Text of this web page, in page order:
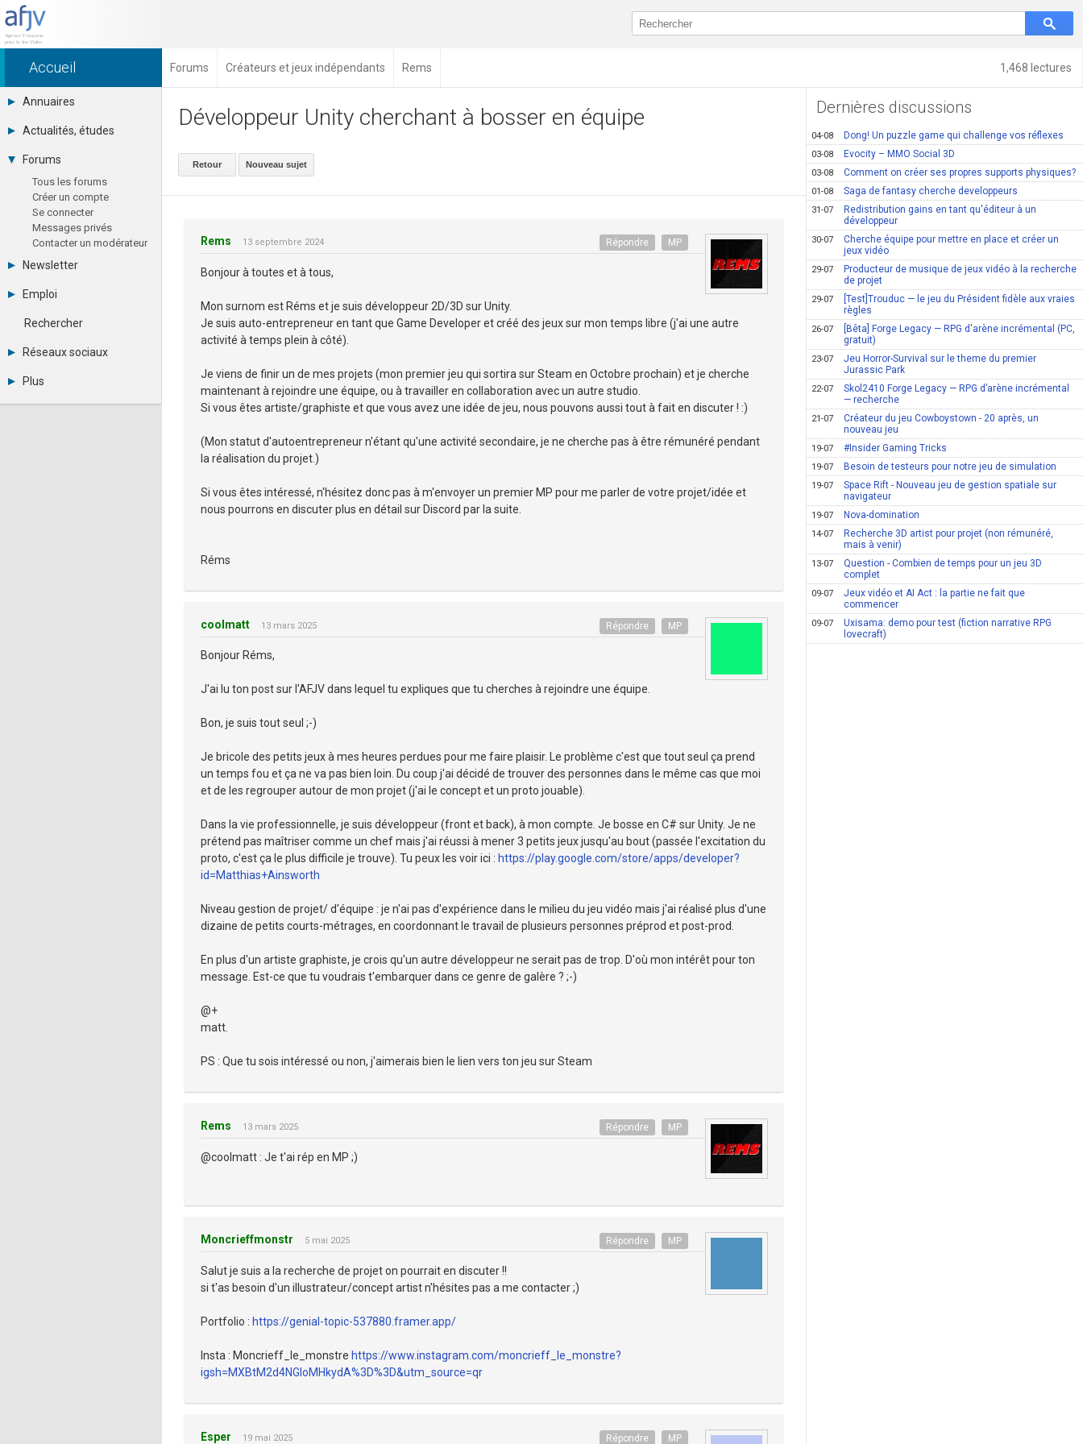
1,468 lectures
Accueil Forums Créateurs et jeux indépendants Rems
Annuaires
Toutes les sociétés (691)
Studios (418)
Editeurs (49)
Hard. / Accessoires (10)
Middlewares (15)
Prestataires (99)
Assoc. / Syndicats (21)
Formations / Ecoles (46)
Presse spécialisée (17)
Actualités, études
Chiffres
Etudes
eSport
Financement
Hardware
Juridiques
Librairie
RSS
Forums
Tous les forums
Créer un compte
Se connecter
Messages privés
Contacter un modérateur
Newsletter
Archives
Abonnement
Emploi
Consulter les annonces
Observatoire de l'emploi
Rechercher
Réseaux sociaux
LinkedIn
Plus
Annonceurs
Développeur Unity cherchant à bosser en équipe
Retour Nouveau sujet
Rems 13 septembre 2024 Répondre MP
Bonjour à toutes et à tous,
Mon surnom est Réms et je suis développeur 2D/3D sur Unity.
Je suis auto-entrepreneur en tant que Game Developer et créé des jeux sur mon temps libre (j'ai une autre
activité à temps plein à côté).
Je viens de finir un de mes projets (mon premier jeu qui sortira sur Steam en Octobre prochain) et je cherche
maintenant à rejoindre une équipe, ou à travailler en collaboration avec un autre studio.
Si vous êtes artiste/graphiste et que vous avez une idée de jeu, nous pouvons aussi tout à fait en discuter ! :)
(Mon statut d'autoentrepreneur n'étant qu'une activité secondaire, je ne cherche pas à être rémunéré pendant
la réalisation du projet.)
Si vous êtes intéressé, n'hésitez donc pas à m'envoyer un premier MP pour me parler de votre projet/idée et
nous pourrons en discuter plus en détail sur Discord par la suite.
Réms
coolmatt 13 mars 2025 Répondre MP
Bonjour Réms,
J'ai lu ton post sur l'AFJV dans lequel tu expliques que tu cherches à rejoindre une équipe.
Bon, je suis tout seul ;-)
Je bricole des petits jeux à mes heures perdues pour me faire plaisir. Le problème c'est que tout seul ça prend
un temps fou et ça ne va pas bien loin. Du coup j'ai décidé de trouver des personnes dans le même cas que moi
et de les regrouper autour de mon projet (j'ai le concept et un proto jouable).
Dans la vie professionnelle, je suis développeur (front et back), à mon compte. Je bosse en C# sur Unity. Je ne
prétend pas maîtriser comme un chef mais j'ai réussi à mener 3 petits jeux jusqu'au bout (passée l'excitation du
proto, c'est ça le plus difficile je trouve). Tu peux les voir ici : https://play.google.com/store/apps/developer?
id=Matthias+Ainsworth
Niveau gestion de projet/ d'équipe : je n'ai pas d'expérience dans le milieu du jeu vidéo mais j'ai réalisé plus d'une
dizaine de petits courts-métrages, en coordonnant le travail de plusieurs personnes préprod et post-prod.
En plus d'un artiste graphiste, je crois qu'un autre développeur ne serait pas de trop. D'où mon intérêt pour ton
message. Est-ce que tu voudrais t'embarquer dans ce genre de galère ? ;-)
@+
matt.
PS : Que tu sois intéressé ou non, j'aimerais bien le lien vers ton jeu sur Steam
Rems 13 mars 2025 Répondre MP
@coolmatt : Je t'ai rép en MP ;)
Moncrieffmonstr 5 mai 2025 Répondre MP
Salut je suis a la recherche de projet on pourrait en discuter !!
si t'as besoin d'un illustrateur/concept artist n'hésites pas a me contacter ;)
Portfolio : https://genial-topic-537880.framer.app/
Insta : Moncrieff_le_monstre https://www.instagram.com/moncrieff_le_monstre?
igsh=MXBtM2d4NGloMHkydA%3D%3D&utm_source=qr
Esper 19 mai 2025 Répondre MP
Dernières discussions
04-08 Dong! Un puzzle game qui challenge vos réflexes
03-08 Evocity – MMO Social 3D
03-08 Comment on créer ses propres supports physiques?
01-08 Saga de fantasy cherche developpeurs
31-07
Redistribution gains en tant qu'éditeur à un
développeur
30-07
Cherche équipe pour mettre en place et créer un
jeux vidéo
29-07
Producteur de musique de jeux vidéo à la recherche
de projet
29-07
[Test]Trouduc — le jeu du Président fidèle aux vraies
règles
26-07
[Bêta] Forge Legacy — RPG d'arène incrémental (PC,
gratuit)
23-07
Jeu Horror-Survival sur le theme du premier
Jurassic Park
22-07
Skol2410 Forge Legacy — RPG d’arène incrémental
— recherche
21-07
Créateur du jeu Cowboystown - 20 après, un
nouveau jeu
19-07 #Insider Gaming Tricks
19-07 Besoin de testeurs pour notre jeu de simulation
19-07
Space Rift - Nouveau jeu de gestion spatiale sur
navigateur
19-07 Nova-domination
14-07
Recherche 3D artist pour projet (non rémunéré,
mais à venir)
13-07
Question - Combien de temps pour un jeu 3D
complet
09-07
Jeux vidéo et AI Act : la partie ne fait que
commencer
09-07
Uxisama: demo pour test (fiction narrative RPG
lovecraft)